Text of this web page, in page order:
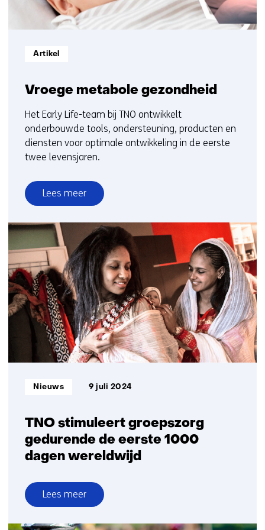
Vroege metabole gezondheid
Informatietype:
Artikel
Het Early Life-team bij TNO ontwikkelt
onderbouwde tools, ondersteuning, producten en
diensten voor optimale ontwikkeling in de eerste
twee levensjaren.
Lees meer
over
Vroege
metabole
gezondheid
TNO stimuleert groepszorg
gedurende de eerste 1000
dagen wereldwijd
Informatietype:
Nieuws 9 juli 2024
Lees meer
over
TNO